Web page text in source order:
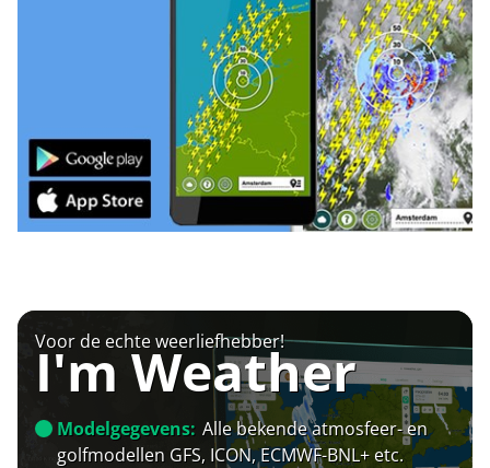
Voor de echte weerliefhebber!
I'm Weather
Modelgegevens: Alle bekende atmosfeer- en
golfmodellen GFS, ICON, ECMWF-BNL+ etc.